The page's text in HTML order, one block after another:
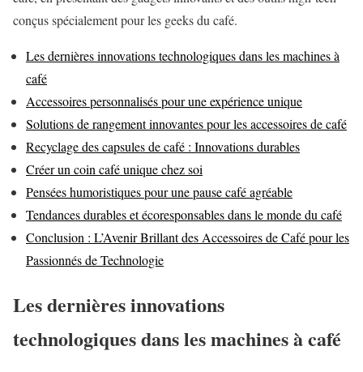
conçus spécialement pour les geeks du café.
Les dernières innovations technologiques dans les machines à
café
Accessoires personnalisés pour une expérience unique
Solutions de rangement innovantes pour les accessoires de café
Recyclage des capsules de café : Innovations durables
Créer un coin café unique chez soi
Pensées humoristiques pour une pause café agréable
Tendances durables et écoresponsables dans le monde du café
Conclusion : L’Avenir Brillant des Accessoires de Café pour les
Passionnés de Technologie
Les dernières innovations
technologiques dans les machines à café